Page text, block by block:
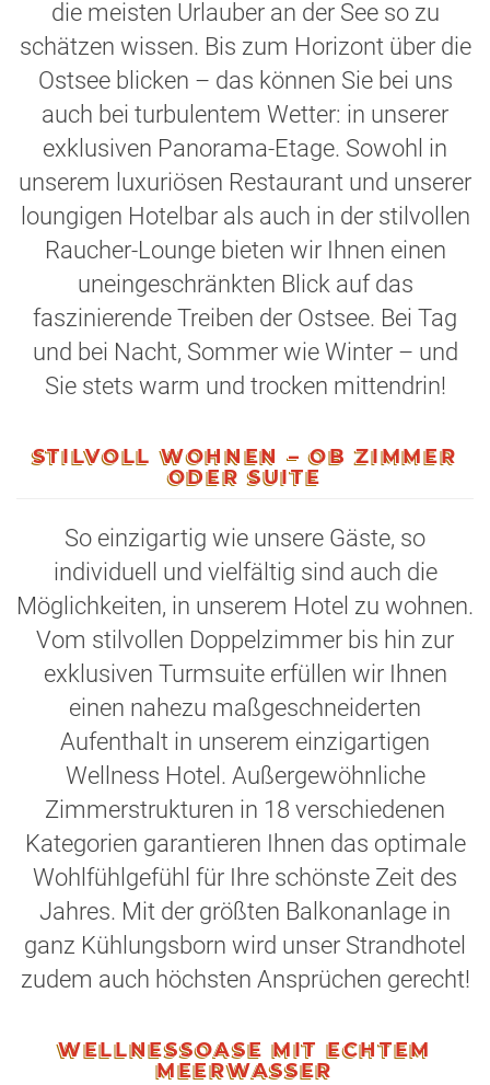
die meisten Urlauber an der See so zu
schätzen wissen. Bis zum Horizont über die
Ostsee blicken – das können Sie bei uns
auch bei turbulentem Wetter: in unserer
exklusiven Panorama-Etage. Sowohl in
unserem luxuriösen Restaurant und unserer
loungigen Hotelbar als auch in der stilvollen
Raucher-Lounge bieten wir Ihnen einen
uneingeschränkten Blick auf das
faszinierende Treiben der Ostsee. Bei Tag
und bei Nacht, Sommer wie Winter – und
Sie stets warm und trocken mittendrin!
STILVOLL WOHNEN – OB ZIMMER
ODER SUITE
So einzigartig wie unsere Gäste, so
individuell und vielfältig sind auch die
Möglichkeiten, in unserem Hotel zu wohnen.
Vom stilvollen Doppelzimmer bis hin zur
exklusiven Turmsuite erfüllen wir Ihnen
einen nahezu maßgeschneiderten
Aufenthalt in unserem einzigartigen
Wellness Hotel. Außergewöhnliche
Zimmerstrukturen in 18 verschiedenen
Kategorien garantieren Ihnen das optimale
Wohlfühlgefühl für Ihre schönste Zeit des
Jahres. Mit der größten Balkonanlage in
ganz Kühlungsborn wird unser Strandhotel
zudem auch höchsten Ansprüchen gerecht!
WELLNESSOASE MIT ECHTEM
MEERWASSER